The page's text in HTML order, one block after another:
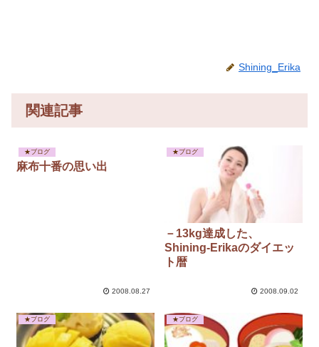
Shining_Erika
関連記事
★ブログ
麻布十番の思い出
2008.08.27
★ブログ
－13kg達成した、
Shining-Erikaのダイエッ
ト暦
2008.09.02
★ブログ ★ブログ